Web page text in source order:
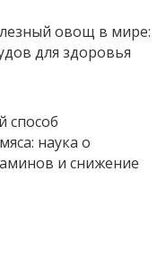
овощ в мире:
для здоровья
способ
наука о
и снижение